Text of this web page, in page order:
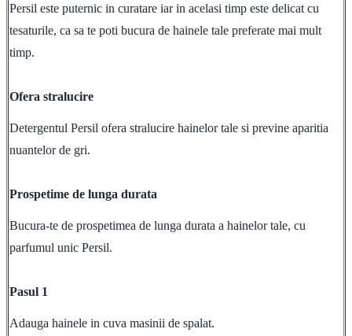
Persil este puternic in curatare iar in acelasi timp este delicat cu
tesaturile, ca sa te poti bucura de hainele tale preferate mai mult
timp.
Ofera stralucire
Detergentul Persil ofera stralucire hainelor tale si previne aparitia
nuantelor de gri.
Prospetime de lunga durata
Bucura-te de prospetimea de lunga durata a hainelor tale, cu
parfumul unic Persil.
Pasul 1
Adauga hainele in cuva masinii de spalat.